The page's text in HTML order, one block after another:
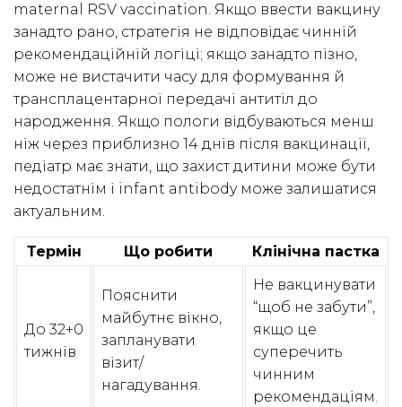
maternal RSV vaccination. Якщо ввести вакцину
занадто рано, стратегія не відповідає чинній
рекомендаційній логіці; якщо занадто пізно,
може не вистачити часу для формування й
трансплацентарної передачі антитіл до
народження. Якщо пологи відбуваються менш
ніж через приблизно 14 днів після вакцинації,
педіатр має знати, що захист дитини може бути
недостатнім і infant antibody може залишатися
актуальним.
Термін Що робити Клінічна пастка
До 32+0
тижнів
Пояснити
майбутнє вікно,
запланувати
візит/
нагадування.
Не вакцинувати
“щоб не забути”,
якщо це
суперечить
чинним
рекомендаціям.